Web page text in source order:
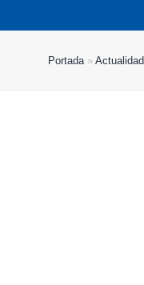
Portada» Actualidad